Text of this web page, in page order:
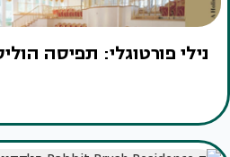
נילי פורטוגלי: תפיסה